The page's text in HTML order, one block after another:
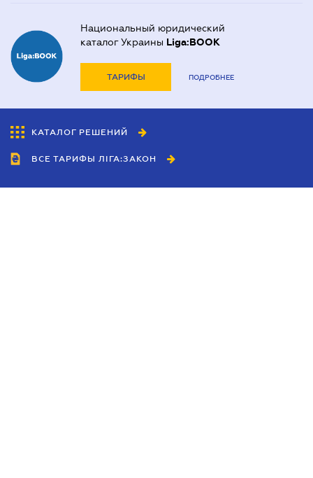
Национальный юридический
каталог Украины Liga:BOOK
ТАРИФЫ ПОДРОБНЕЕ
КАТАЛОГ РЕШЕНИЙ
ВСЕ ТАРИФЫ ЛІГА:ЗАКОН